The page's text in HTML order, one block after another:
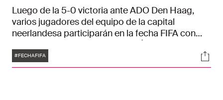
Luego de la 5-0 victoria ante ADO Den Haag,
varios jugadores del equipo de la capital
neerlandesa participarán en la fecha FIFA con
representará la selección mexicana y Maarten
Stekelenburg volvió a ser convocado para el
Etiquetas
#FECHAFIFA